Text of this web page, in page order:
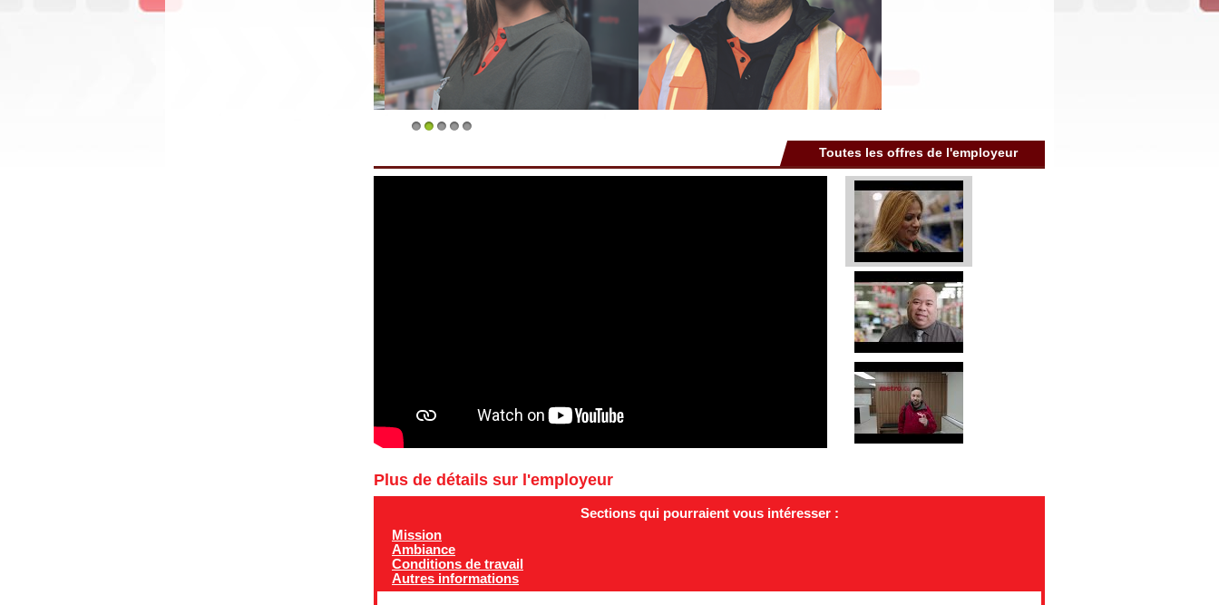
Toutes les offres de l'employeur
Plus de détails sur l'employeur
Sections qui pourraient vous intéresser :
Mission
Ambiance
Conditions de travail
Autres informations